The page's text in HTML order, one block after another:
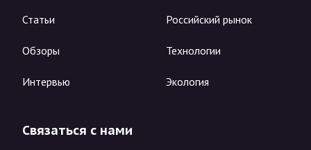
Статьи
Обзоры
Интервью
Российский рынок
Технологии
Экология
Связаться с нами